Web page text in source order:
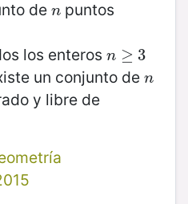
de n
n puntos
los enteros n ≥ 3
n≥3
un conjunto de n
n
y libre de